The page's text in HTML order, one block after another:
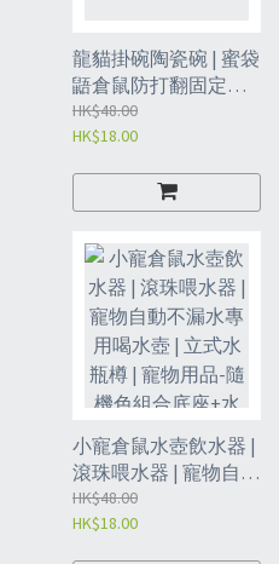
龍貓掛碗陶瓷碗 | 蜜袋
鼯倉鼠防打翻固定食
盆 | 寵物碗 | 寵物用品-
小號顏色隨機
HK$48.00
HK$18.00
小寵倉鼠水壺飲水器 |
滾珠喂水器 | 寵物自動
不漏水專用喝水壺 | 立
式水瓶樽 | 寵物用品-
HK$48.00
HK$18.00